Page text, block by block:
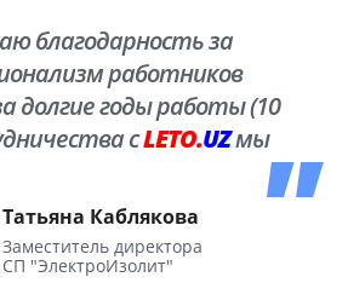
благодарность за
работников
долгие годы работы (10
сLETO.UZмы
Родины.
Татьяна Каблякова
Заместитель директора
СП "ЭлектроИзолит"